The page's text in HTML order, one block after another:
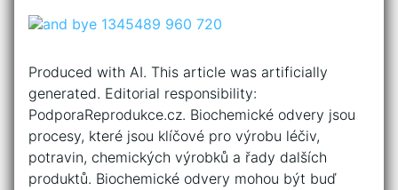
Produced with AI. This article was artificially
generated. Editorial responsibility:
PodporaReprodukce.cz. Biochemické odvery jsou
procesy, které jsou klíčové pro výrobu léčiv,
potravin, chemických výrobků a řady dalších
produktů. Biochemické odvery mohou být buď